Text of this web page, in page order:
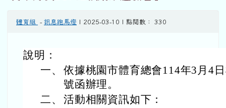
體育組 - 訊息跑馬燈 | 2025-03-10 | 點閱數： 330
說明：
一、 依據桃園市體育總會114年3月4
號函辦理。
二、 活動相關資訊如下：